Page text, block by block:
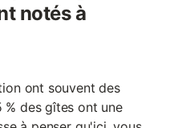
notés à
ont souvent des
des gîtes ont une